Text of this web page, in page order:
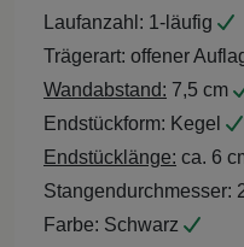
Laufanzahl: 1-läufig
Trägerart: offener
Wandabstand: 7,5 cm
Endstückform: Kegel
Endstücklänge: ca. 6
Stangendurchmesser:
Farbe: Schwarz